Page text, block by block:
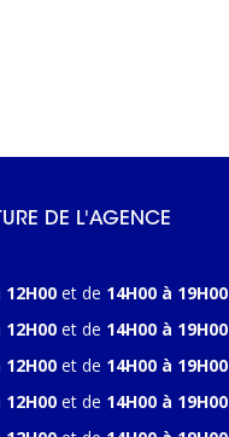
DE L'AGENCE
12H00 et de 14H00 à 19H00
12H00 et de 14H00 à 19H00
12H00 et de 14H00 à 19H00
12H00 et de 14H00 à 19H00